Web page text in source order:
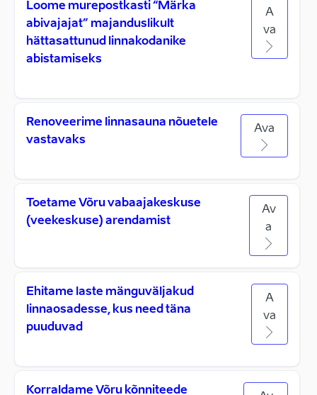
Loome murepostkasti “Märka
abivajajat” majanduslikult
hättasattunud linnakodanike
abistamiseks
A
va
Renoveerime linnasauna nõuetele
vastavaks
Ava
Toetame Võru vabaajakeskuse
(veekeskuse) arendamist
Av
a
Ehitame laste mänguväljakud
linnaosadesse, kus need täna
puuduvad
A
va
Korraldame Võru kõnniteede